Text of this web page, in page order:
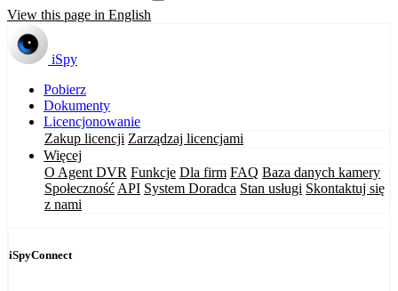
View this page in English
iSpy
Pobierz
Dokumenty
Licencjonowanie
Zakup licencji Zarządzaj licencjami
Więcej
O Agent DVR Funkcje Dla firm FAQ Baza danych kamery
Społeczność API System Doradca Stan usługi Skontaktuj się
z nami
iSpyConnect